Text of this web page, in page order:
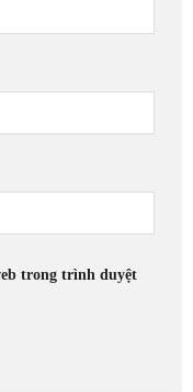
trong trình duyệt